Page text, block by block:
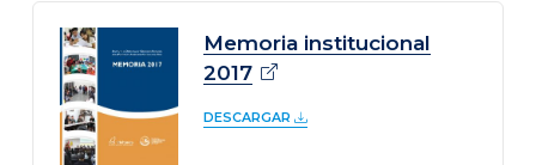
Memoria institucional
2017
DESCARGAR